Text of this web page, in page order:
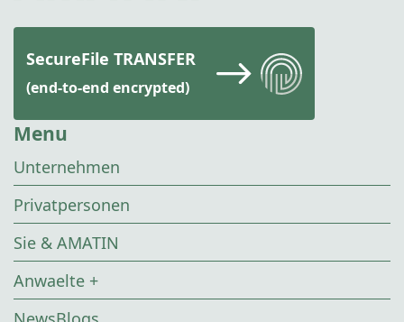
SecureFile TRANSFER
(end-to-end encrypted)
Menu
Unternehmen
Privatpersonen
Sie & AMATIN
Anwaelte +